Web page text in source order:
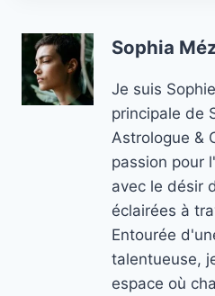
Sophia
Je suis
principale de
Astrologue &
passion pour
avec le désir
éclairées à
Entourée
talentueuse,
espace où